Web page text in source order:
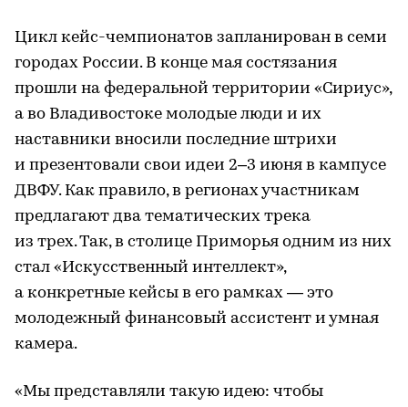
Цикл кейс-чемпионатов запланирован в семи
городах России. В конце мая состязания
прошли на федеральной территории «Сириус»,
а во Владивостоке молодые люди и их
наставники вносили последние штрихи
и презентовали свои идеи 2–3 июня в кампусе
ДВФУ. Как правило, в регионах участникам
предлагают два тематических трека
из трех. Так, в столице Приморья одним из них
стал «Искусственный интеллект»,
а конкретные кейсы в его рамках — это
молодежный финансовый ассистент и умная
камера.
«Мы представляли такую идею: чтобы